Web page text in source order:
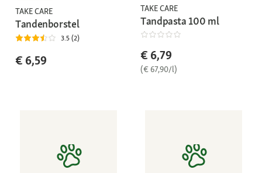
TAKE CARE
Tandenborstel
3.5 (2)
€ 6,59
TAKE CARE
Tandpasta 100 ml
€ 6,79
(€ 67,90/l)